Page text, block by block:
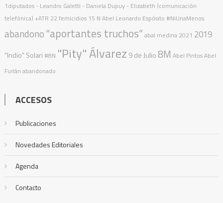
1diputados - Leandro Galetti - Daniela Dupuy - Elizabeth (comunicación
telefónica) +ATR 22 femicidios 15 N Abel Leonardo Espósito #NiUnaMenos
abandono“aportantes truchos” abal medina 2021 2019
"Indio" Solari #8N "Pity" Álvarez 9 de Julio8M Abel PintosAbel
Furlán abandonado
ACCESOS
Publicaciones
Novedades Editoriales
Agenda
Contacto